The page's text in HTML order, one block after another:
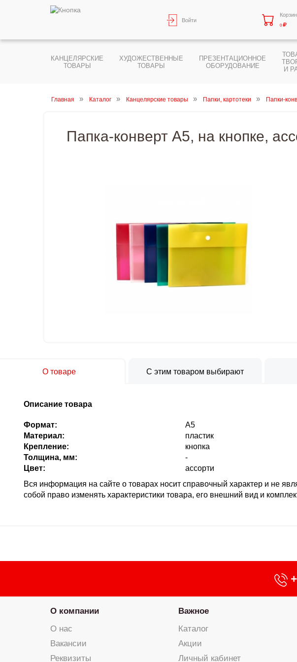
Войти
0
КАНЦЕЛЯРСКИЕ
ТОВАРЫ
ХУДОЖЕСТВЕННЫЕ
ТОВАРЫ
ПРЕЗЕНТАЦИОННОЕ
ОБОРУДОВАНИЕ
И
Главная Каталог Канцелярские товары Папки, картотеки Папки-
Папка-конверт А5, на кнопке,
О товаре С этим товаром выбирают
Описание товара
Формат:
A5
Материал:
пластик
Крепление:
кнопка
Толщина, мм:
-
Цвет:
ассорти
Вся информация на сайте о товарах носит справочный характер и не
собой право изменять характеристики товара, его внешний вид и
О компании
О нас
Вакансии
Реквизиты
Важное
Каталог
Акции
Личный кабинет